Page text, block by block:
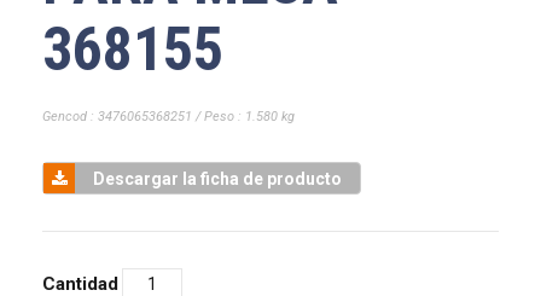
368155
Gencod : 3476065368251 / Peso : 1.580 kg
Descargar la ficha de producto
Cantidad